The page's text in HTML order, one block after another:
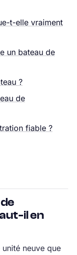
t-elle vraiment
un bateau de
?
de
fiable ?
il en
neuve que